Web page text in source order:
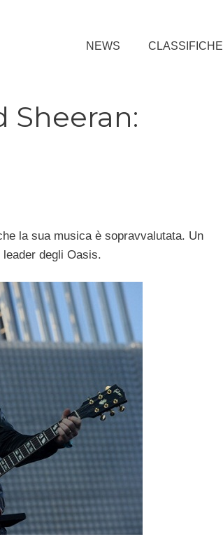
NEWS CLASSIFICHE
Sheeran:
la sua musica è sopravvalutata. Un
degli Oasis.